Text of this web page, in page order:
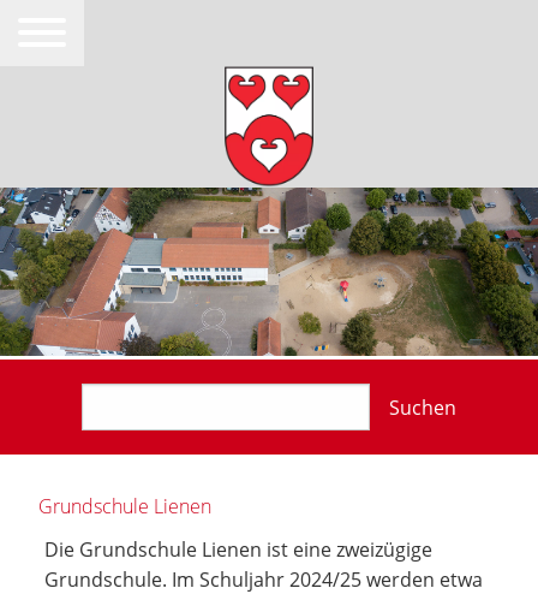
Suchen
Grundschule Lienen
Die Grundschule Lienen ist eine zweizügige
Grundschule. Im Schuljahr 2024/25 werden etwa